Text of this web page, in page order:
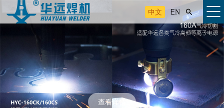
中文 EN 
查看详情